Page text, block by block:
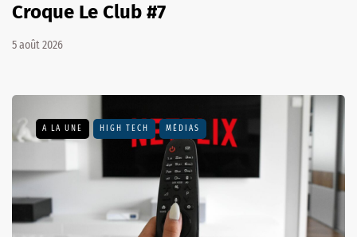
Croque Le Club #7
5 août 2026
A LA UNE HIGH TECH MÉDIAS